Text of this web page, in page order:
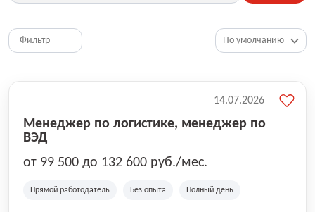
HR, управление персоналом
Топ менеджмент, руководители
Фильтр
Менеджер по логистике, менеджер по
ВЭД
от 99 500 до 132 600 руб./мес.
Прямой работодатель Без опыта Полный день
14.07.2026